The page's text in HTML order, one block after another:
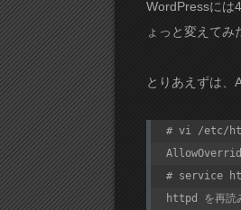
WordPressには
ょっと変えてみ
とりあえずは、
# vi /etc/
# service
httpd を